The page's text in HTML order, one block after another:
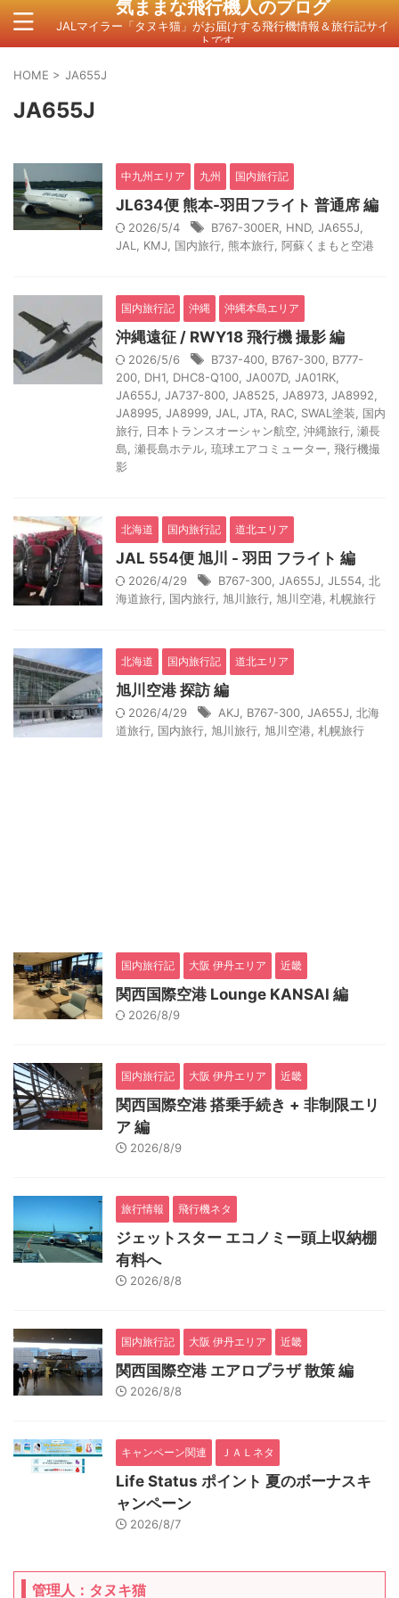
気ままな飛行機人のプログ
JALマイラー「タヌキ猫」がお届けする飛行機情報＆旅行記サイ
トです。
HOME > JA655J
JA655J
中九州エリア 九州 国内旅行記
JL634便 熊本-羽田フライト 普通席 編
2026/5/4 B767-300ER HND, JA655J
JAL
KMJ 国内旅行 熊本旅行 阿蘇くまもと空港
国内旅行記 沖縄 沖縄本島エリア
沖縄遠征 / RWY18 飛行機 撮影 編
2026/5/6 B737-400 B767-300 B777-
200 DH1 DHC8-Q100 JA007D, JA01RK
JA655J JA737-800 JA8525 JA8973 JA8992
JA8995 JA8999 JAL JTA RAC SWAL塗装
国内
旅行
日本トランスオーシャン航空 沖縄旅行 瀬長
島 瀬長島ホテル 琉球エアコミューター 飛行機撮
影
北海道 国内旅行記 道北エリア
JAL 554便 旭川 - 羽田 フライト 編
2026/4/29 B767-300 JA655J JL554 北
海道旅行 国内旅行 旭川旅行 旭川空港 札幌旅行
北海道 国内旅行記 道北エリア
旭川空港 探訪 編
2026/4/29 AKJ B767-300 JA655J 北海
道旅行 国内旅行 旭川旅行 旭川空港 札幌旅行
国内旅行記 大阪 伊丹エリア 近畿
関西国際空港 Lounge KANSAI 編
2026/8/9
国内旅行記 大阪 伊丹エリア 近畿
関西国際空港 搭乗手続き + 非制限エリ
ア 編
2026/8/9
旅行情報 飛行機ネタ
ジェットスター エコノミー頭上収納棚
有料へ
2026/8/8
国内旅行記 大阪 伊丹エリア 近畿
関西国際空港 エアロプラザ 散策 編
2026/8/8
キャンペーン関連 ＪＡＬネタ
Life Status ポイント 夏のボーナスキ
ャンペーン
2026/8/7
管理人：タヌキ猫